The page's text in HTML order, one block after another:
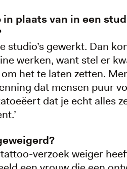
plaats van in een
studio’s gewerkt. Dan
werken, want stel er
het te laten zetten.
dat mensen puur
dat je echt alles
verzoek weiger